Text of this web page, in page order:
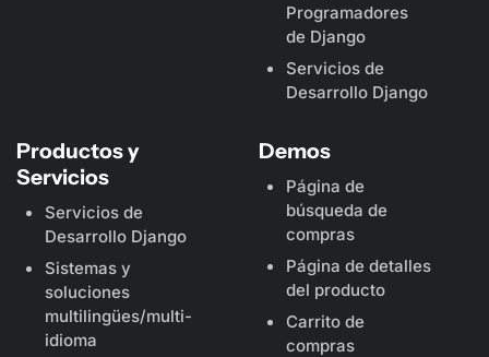
Programadores
de Django
Servicios de
Desarrollo Django
Productos y
Servicios
Servicios de
Desarrollo Django
Sistemas y
soluciones
multilingües/multi-
idioma
Demos
Página de
búsqueda de
compras
Página de detalles
del producto
Carrito de
compras